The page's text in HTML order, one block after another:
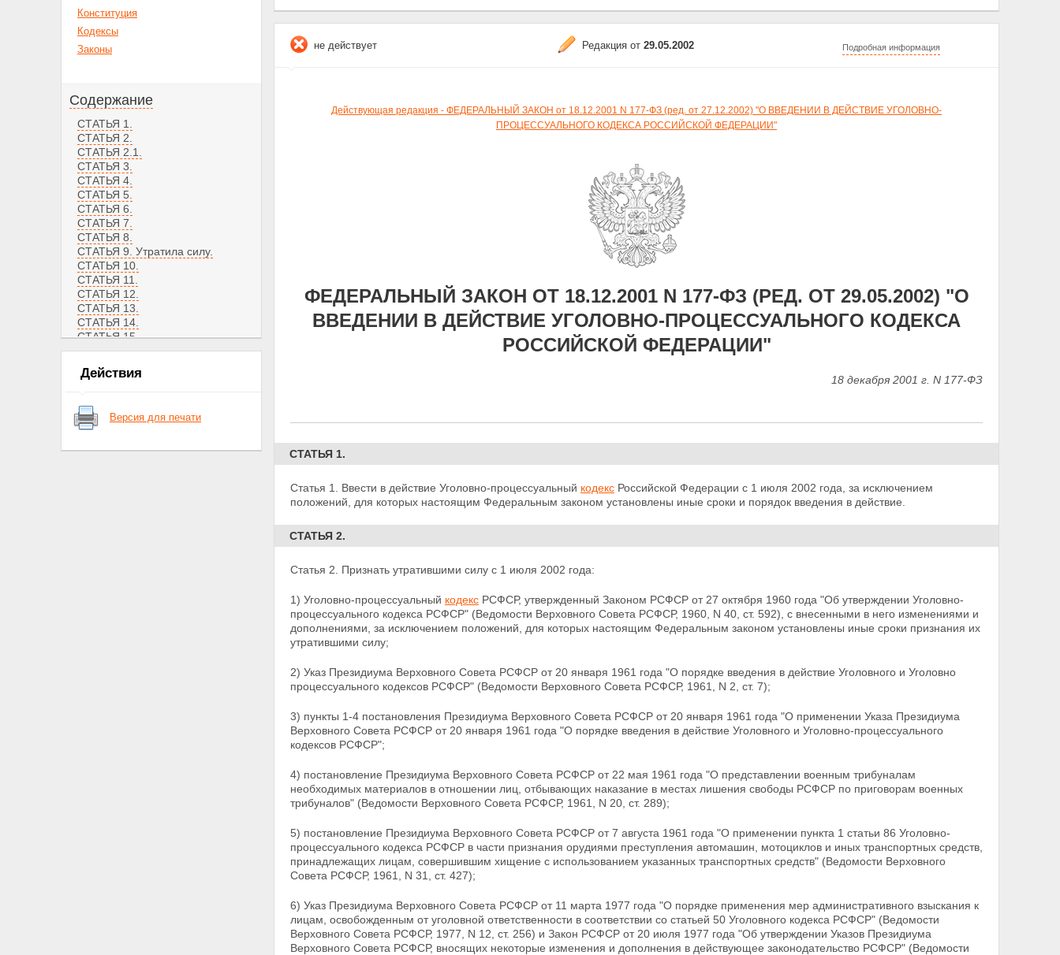
Конституция
Кодексы
Законы
Содержание
СТАТЬЯ 1.
СТАТЬЯ 2.
СТАТЬЯ 2.1.
СТАТЬЯ 3.
СТАТЬЯ 4.
СТАТЬЯ 5.
СТАТЬЯ 6.
СТАТЬЯ 7.
СТАТЬЯ 8.
СТАТЬЯ 9. Утратила силу.
СТАТЬЯ 10.
СТАТЬЯ 11.
СТАТЬЯ 12.
СТАТЬЯ 13.
СТАТЬЯ 14.
СТАТЬЯ 15.
Действия
Версия для печати
не действует Редакция от 29.05.2002 Подробная информация
Действующая редакция - ФЕДЕРАЛЬНЫЙ ЗАКОН от 18.12.2001 N 177-ФЗ (ред. от 27.12.2002) "О ВВЕДЕНИИ В ДЕЙСТВИЕ УГОЛОВНО-
ПРОЦЕССУАЛЬНОГО КОДЕКСА РОССИЙСКОЙ ФЕДЕРАЦИИ"
ФЕДЕРАЛЬНЫЙ ЗАКОН ОТ 18.12.2001 N 177-ФЗ (РЕД. ОТ 29.05.2002) "О
ВВЕДЕНИИ В ДЕЙСТВИЕ УГОЛОВНО-ПРОЦЕССУАЛЬНОГО КОДЕКСА
РОССИЙСКОЙ ФЕДЕРАЦИИ"
18 декабря 2001 г. N 177-ФЗ
СТАТЬЯ 1.
Статья 1. Ввести в действие Уголовно-процессуальный кодекс Российской Федерации с 1 июля 2002 года, за исключением
положений, для которых настоящим Федеральным законом установлены иные сроки и порядок введения в действие.
СТАТЬЯ 2.
Статья 2. Признать утратившими силу с 1 июля 2002 года:
1) Уголовно-процессуальный кодекс РСФСР, утвержденный Законом РСФСР от 27 октября 1960 года "Об утверждении Уголовно-
процессуального кодекса РСФСР" (Ведомости Верховного Совета РСФСР, 1960, N 40, ст. 592), с внесенными в него изменениями и
дополнениями, за исключением положений, для которых настоящим Федеральным законом установлены иные сроки признания их
утратившими силу;
2) Указ Президиума Верховного Совета РСФСР от 20 января 1961 года "О порядке введения в действие Уголовного и Уголовно
процессуального кодексов РСФСР" (Ведомости Верховного Совета РСФСР, 1961, N 2, ст. 7);
3) пункты 1-4 постановления Президиума Верховного Совета РСФСР от 20 января 1961 года "О применении Указа Президиума
Верховного Совета РСФСР от 20 января 1961 года "О порядке введения в действие Уголовного и Уголовно-процессуального
кодексов РСФСР";
4) постановление Президиума Верховного Совета РСФСР от 22 мая 1961 года "О представлении военным трибуналам
необходимых материалов в отношении лиц, отбывающих наказание в местах лишения свободы РСФСР по приговорам военных
трибуналов" (Ведомости Верховного Совета РСФСР, 1961, N 20, ст. 289);
5) постановление Президиума Верховного Совета РСФСР от 7 августа 1961 года "О применении пункта 1 статьи 86 Уголовно-
процессуального кодекса РСФСР в части признания орудиями преступления автомашин, мотоциклов и иных транспортных средств,
принадлежащих лицам, совершившим хищение с использованием указанных транспортных средств" (Ведомости Верховного
Совета РСФСР, 1961, N 31, ст. 427);
6) Указ Президиума Верховного Совета РСФСР от 11 марта 1977 года "О порядке применения мер административного взыскания к
лицам, освобожденным от уголовной ответственности в соответствии со статьей 50 Уголовного кодекса РСФСР" (Ведомости
Верховного Совета РСФСР, 1977, N 12, ст. 256) и Закон РСФСР от 20 июля 1977 года "Об утверждении Указов Президиума
Верховного Совета РСФСР, вносящих некоторые изменения и дополнения в действующее законодательство РСФСР" (Ведомости